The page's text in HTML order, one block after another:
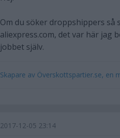
Om du söker droppshippers
aliexpress.com, det var här jag
jobbet själv.
Skapare av Överskottspartier.se, en
2017-12-05 23:14